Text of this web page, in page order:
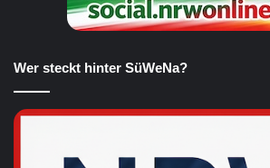
Wer steckt hinter SüWeNa?